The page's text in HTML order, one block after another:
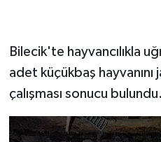
Bilecik'te hayvancılıkla
adet küçükbaş hayvanını
çalışması sonucu bulundu.